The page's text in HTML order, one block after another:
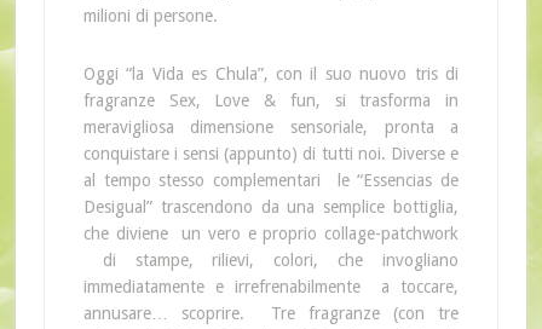
milioni di persone.
Oggi “la Vida es Chula”, con il suo nuovo tris di
fragranze Sex, Love & fun, si trasforma in
meravigliosa dimensione sensoriale, pronta a
conquistare i sensi (appunto) di tutti noi. Diverse e
al tempo stesso complementari le “Essencias de
Desigual” trascendono da una semplice bottiglia,
che diviene un vero e proprio collage-patchwork
di stampe, rilievi, colori, che invogliano
immediatamente e irrefrenabilmente a toccare,
annusare… scoprire. Tre fragranze (con tre